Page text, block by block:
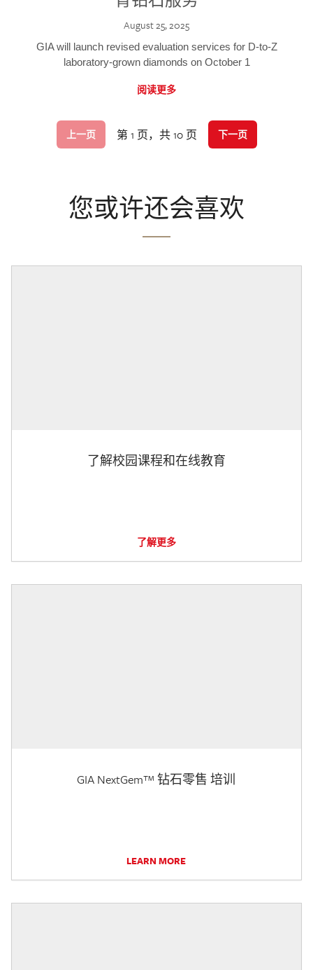
August 25, 2025
GIA will launch revised evaluation services for D-to-Z
laboratory-grown diamonds on October 1
阅读更多
上一页 第 1 页，共 10 页 下一页
您或许还会喜欢
了解校园课程和在线教育
了解更多
GIA NextGem™ 钻石零售 培训
LEARN MORE